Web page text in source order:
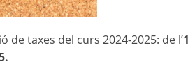
de taxes del curs 2024-2025: de l’1